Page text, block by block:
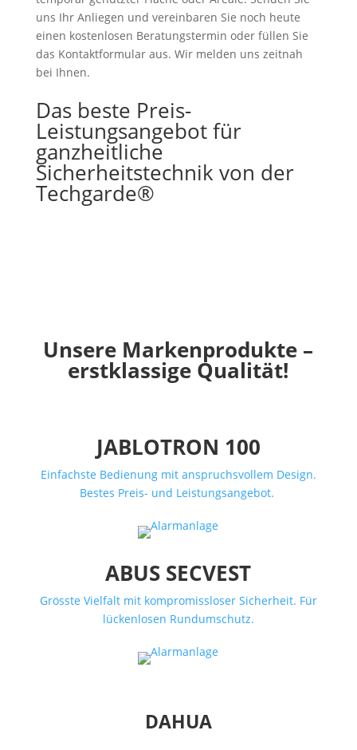
uns Ihr Anliegen und vereinbaren Sie noch heute
einen kostenlosen Beratungstermin oder füllen Sie
das Kontaktformular aus. Wir melden uns zeitnah
bei Ihnen.
Das beste Preis-
Leistungsangebot für
ganzheitliche
Sicherheitstechnik von der
Techgarde®
Unsere Markenprodukte –
erstklassige Qualität!
JABLOTRON 100
Einfachste Bedienung mit anspruchsvollem Design.
Bestes Preis- und Leistungsangebot.
ABUS SECVEST
Grösste Vielfalt mit kompromissloser Sicherheit. Für
lückenlosen Rundumschutz.
DAHUA